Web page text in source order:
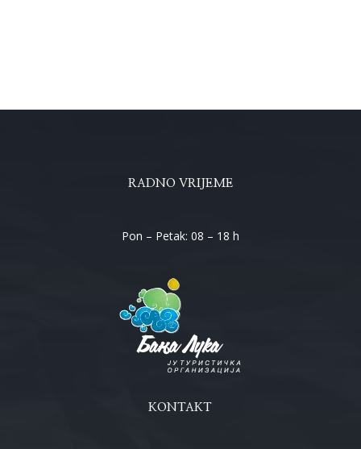
RADNO VRIJEME
Pon – Petak: 08 – 18 h
KONTAKT